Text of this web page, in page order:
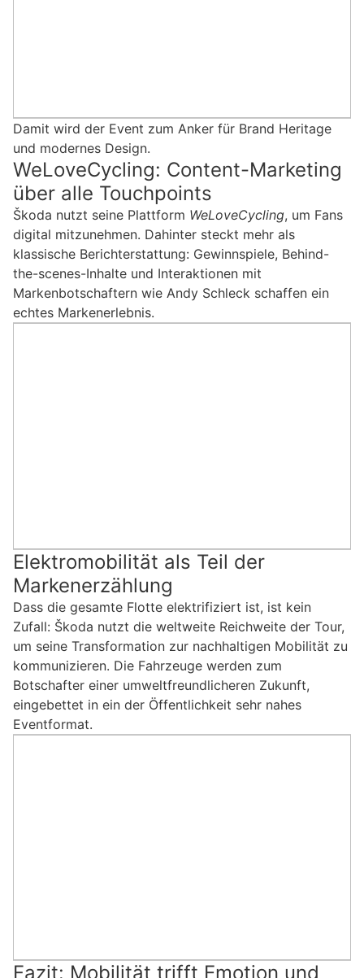
Damit wird der Event zum Anker für Brand Heritage
und modernes Design.
WeLoveCycling: Content-Marketing
über alle Touchpoints
Škoda nutzt seine Plattform WeLoveCycling, um Fans
digital mitzunehmen. Dahinter steckt mehr als
klassische Berichterstattung: Gewinnspiele, Behind-
the-scenes-Inhalte und Interaktionen mit
Markenbotschaftern wie Andy Schleck schaffen ein
echtes Markenerlebnis.
Elektromobilität als Teil der
Markenerzählung
Dass die gesamte Flotte elektrifiziert ist, ist kein
Zufall: Škoda nutzt die weltweite Reichweite der Tour,
um seine Transformation zur nachhaltigen Mobilität zu
kommunizieren. Die Fahrzeuge werden zum
Botschafter einer umweltfreundlicheren Zukunft,
eingebettet in ein der Öffentlichkeit sehr nahes
Eventformat.
Fazit: Mobilität trifft Emotion und